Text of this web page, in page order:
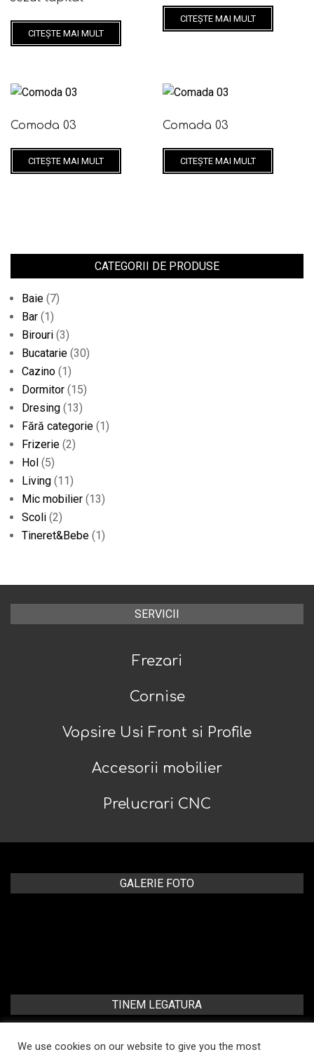
CITEȘTE MAI MULT
CITEȘTE MAI MULT
Comoda 03
CITEȘTE MAI MULT
Comada 03
CITEȘTE MAI MULT
CATEGORII DE PRODUSE
Baie (7)
Bar (1)
Birouri (3)
Bucatarie (30)
Cazino (1)
Dormitor (15)
Dresing (13)
Fără categorie (1)
Frizerie (2)
Hol (5)
Living (11)
Mic mobilier (13)
Scoli (2)
Tineret&Bebe (1)
SERVICII
Frezari
Cornise
Vopsire Usi Front si Profile
Accesorii mobilier
Prelucrari CNC
GALERIE FOTO
TINEM LEGATURA
We use cookies on our website to give you the most